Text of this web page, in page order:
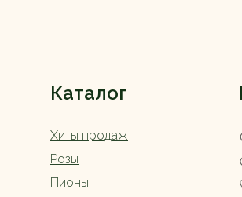
Каталог
Хиты продаж
Розы
Пионы